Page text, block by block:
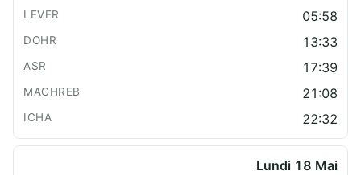
05:58
13:33
17:39
21:08
22:32
Lundi 18 Mai